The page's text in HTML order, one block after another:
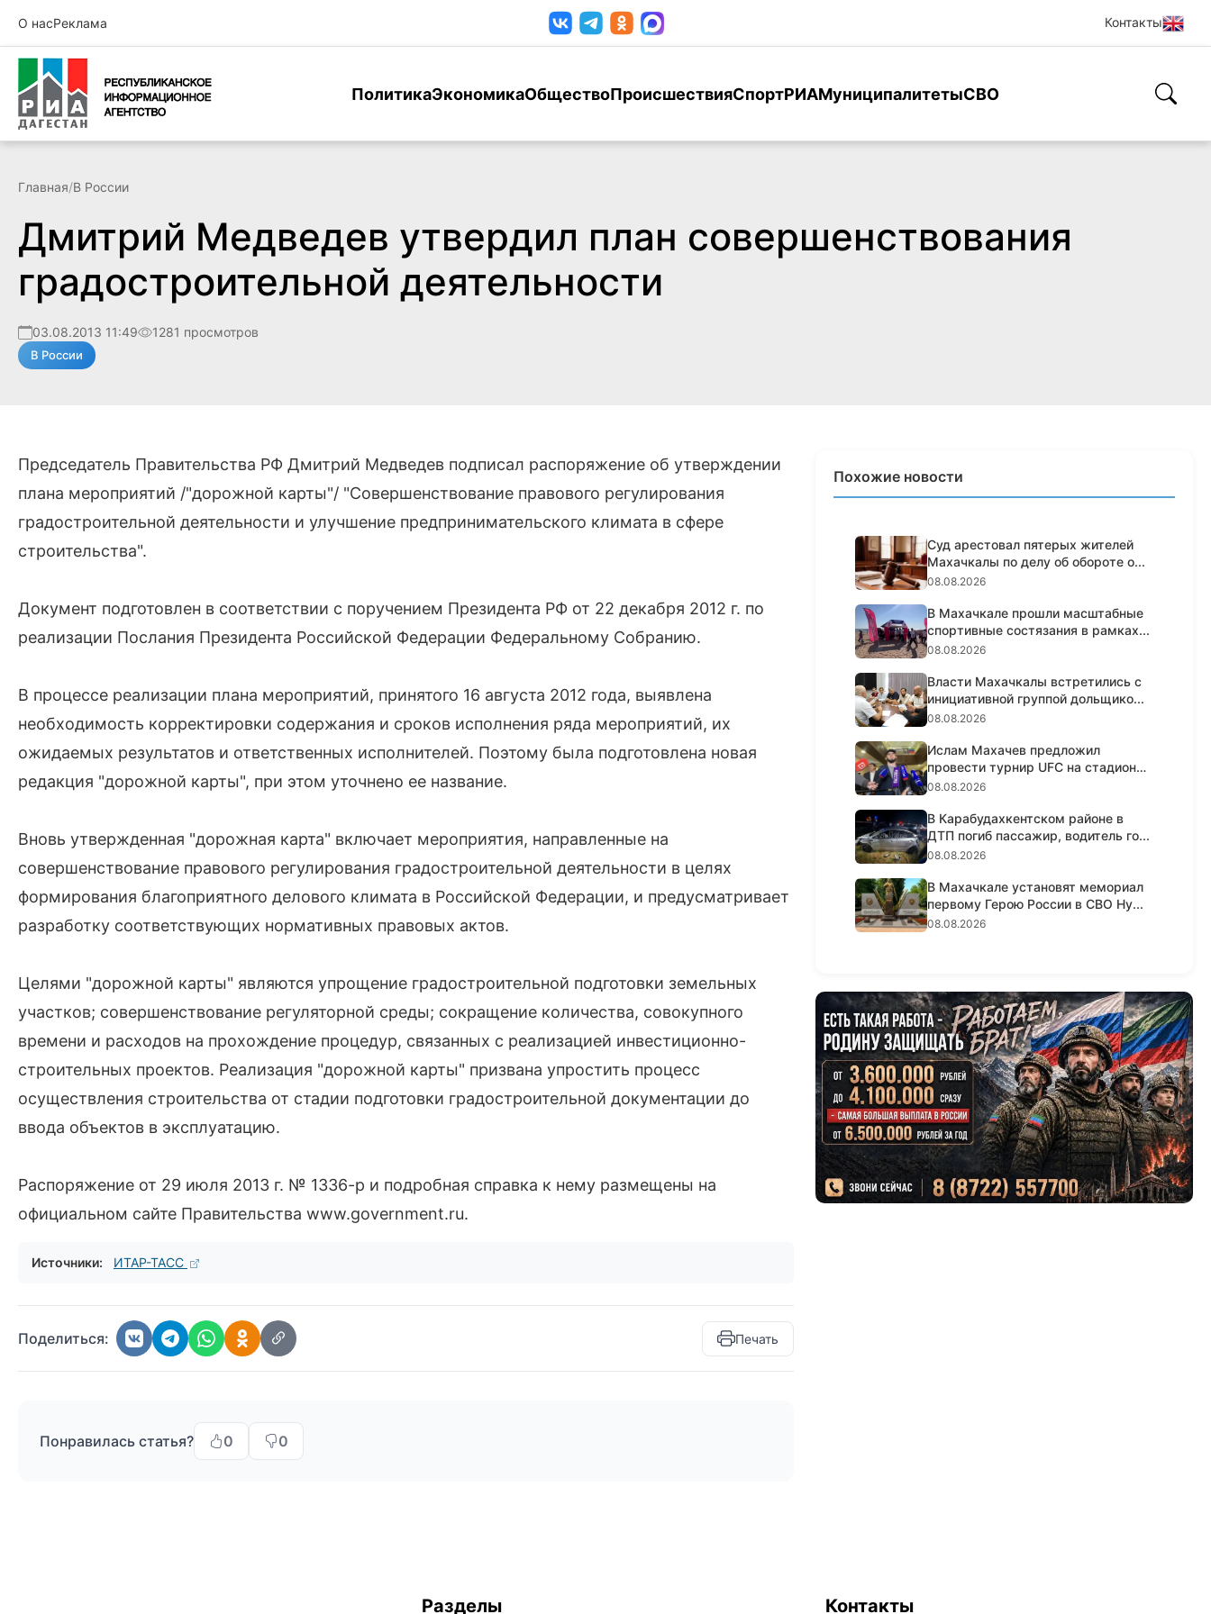
О насРеклама Контакты
ПолитикаЭкономикаОбществоПроисшествияСпортРИАМуниципалитетыСВО
Главная/В России
Дмитрий Медведев утвердил план совершенствования
градостроительной деятельности
03.08.2013 11:49 1281 просмотров
В России
Председатель Правительства РФ Дмитрий Медведев подписал распоряжение об утверждении
плана мероприятий /"дорожной карты"/ "Совершенствование правового регулирования
градостроительной деятельности и улучшение предпринимательского климата в сфере
строительства".
Документ подготовлен в соответствии с поручением Президента РФ от 22 декабря 2012 г. по
реализации Послания Президента Российской Федерации Федеральному Собранию.
В процессе реализации плана мероприятий, принятого 16 августа 2012 года, выявлена
необходимость корректировки содержания и сроков исполнения ряда мероприятий, их
ожидаемых результатов и ответственных исполнителей. Поэтому была подготовлена новая
редакция "дорожной карты", при этом уточнено ее название.
Вновь утвержденная "дорожная карта" включает мероприятия, направленные на
совершенствование правового регулирования градостроительной деятельности в целях
формирования благоприятного делового климата в Российской Федерации, и предусматривает
разработку соответствующих нормативных правовых актов.
Целями "дорожной карты" являются упрощение градостроительной подготовки земельных
участков; cовершенствование регуляторной среды; сокращение количества, совокупного
времени и расходов на прохождение процедур, связанных с реализацией инвестиционно-
строительных проектов. Реализация "дорожной карты" призвана упростить процесс
осуществления строительства от стадии подготовки градостроительной документации до
ввода объектов в эксплуатацию.
Распоряжение от 29 июля 2013 г. № 1336-р и подробная справка к нему размещены на
официальном сайте Правительства www.government.ru.
Источники: ИТАР-ТАСС
Поделиться: Печать
Понравилась статья? 0 0
Похожие новости
Суд арестовал пятерых жителей
Махачкалы по делу об обороте о...
08.08.2026
В Махачкале прошли масштабные
спортивные состязания в рамках...
08.08.2026
Власти Махачкалы встретились с
инициативной группой дольщико...
08.08.2026
Ислам Махачев предложил
провести турнир UFC на стадионе
«Дин...
08.08.2026
В Карабудахкентском районе в
ДТП погиб пассажир, водитель го...
08.08.2026
В Махачкале установят мемориал
первому Герою России в СВО Ну...
08.08.2026
Разделы Контакты